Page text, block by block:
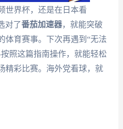
世界杯，还是在日本看
对了番茄加速器，就能突破
体育赛事。下次再遇到“无法
照这篇指南操作，就能轻松
精彩比赛。海外党看球，就